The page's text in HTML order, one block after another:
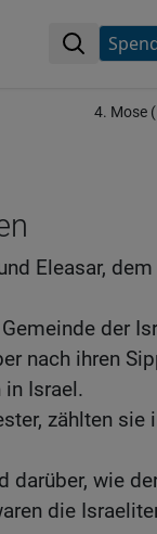
4. Mose
Eleasar,
der
nach ihren
in Israel.
zählten sie
darüber, wie
die